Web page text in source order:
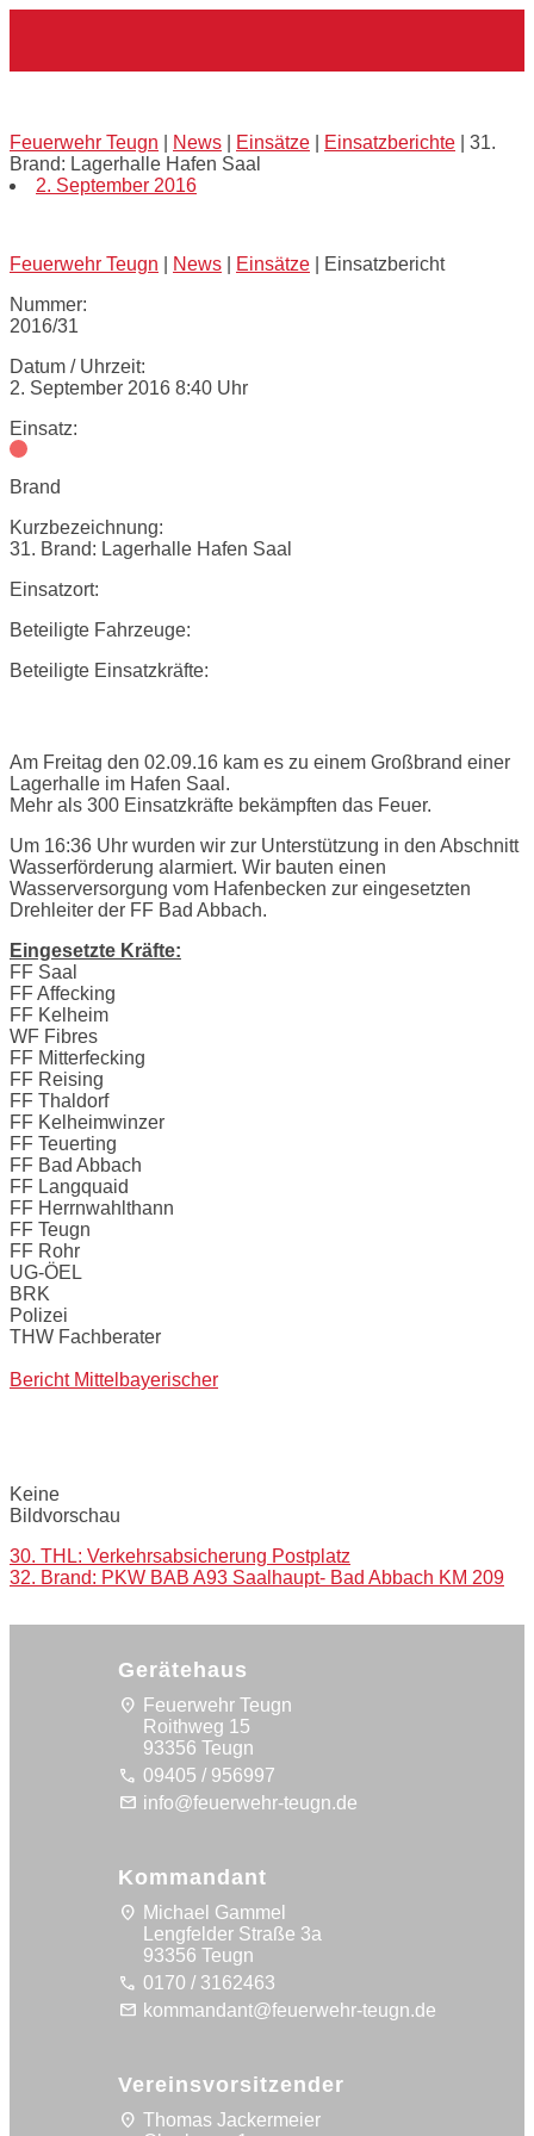
Feuerwehr Teugn News Einsätze Einsatzberichte
31.
Brand: Lagerhalle Hafen Saal
2. September 2016
Feuerwehr Teugn News Einsätze
Einsatzbericht
Nummer:
2016/31
Datum / Uhrzeit:
2. September 2016 8:40 Uhr
Einsatz:
Brand
Kurzbezeichnung:
31. Brand: Lagerhalle Hafen Saal
Einsatzort:
Beteiligte Fahrzeuge:
Beteiligte Einsatzkräfte:
Am Freitag den 02.09.16 kam es zu einem Großbrand einer
Lagerhalle im Hafen Saal.
Mehr als 300 Einsatzkräfte bekämpften das Feuer.
Um 16:36 Uhr wurden wir zur Unterstützung in den Abschnitt
Wasserförderung alarmiert. Wir bauten einen
Wasserversorgung vom Hafenbecken zur eingesetzten
Drehleiter der FF Bad Abbach.
Eingesetzte Kräfte:
FF Saal
FF Affecking
FF Kelheim
WF Fibres
FF Mitterfecking
FF Reising
FF Thaldorf
FF Kelheimwinzer
FF Teuerting
FF Bad Abbach
FF Langquaid
FF Herrnwahlthann
FF Teugn
FF Rohr
UG-ÖEL
BRK
Polizei
THW Fachberater
Bericht Mittelbayerischer
Keine
Bildvorschau
Post
navigation
30. THL: Verkehrsabsicherung Postplatz
32. Brand: PKW BAB A93 Saalhaupt- Bad Abbach KM 209
Gerätehaus
location_on Feuerwehr Teugn
Roithweg 15
93356 Teugn
call 09405 / 956997
mail info@feuerwehr-teugn.de
Kommandant
location_on Michael Gammel
Lengfelder Straße 3a
93356 Teugn
call 0170 / 3162463
mail kommandant@feuerwehr-teugn.de
Vereinsvorsitzender
location_on Thomas Jackermeier